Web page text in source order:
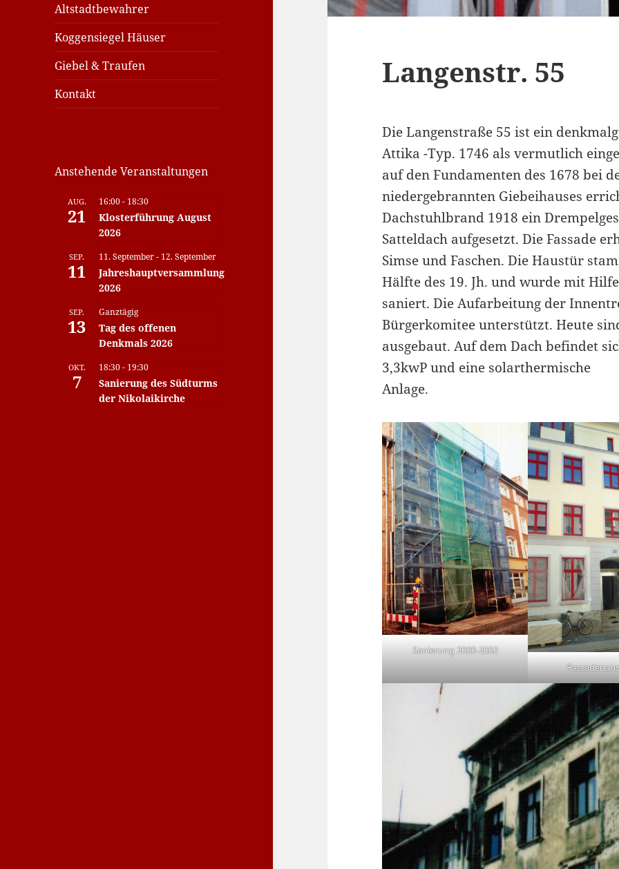
Altstadtbewahrer
Koggensiegel Häuser
Giebel & Traufen
Kontakt
Anstehende Veranstaltungen
AUG.
21
16:00- 18:30
Klosterführung August
2026
SEP.
11
11. September- 12. September
Jahreshauptversammlung
2026
SEP.
13
Ganztägig
Tag des offenen
Denkmals 2026
OKT.
7
18:30- 19:30
Sanierung des Südturms
der Nikolaikirche
Langenstr. 55
Die Langenstraße 55 ist ein
Attika -Typ. 1746 als vermutlich
auf den Fundamenten des 1678 bei
niedergebrannten Giebeihauses
Dachstuhlbrand 1918 ein
Satteldach aufgesetzt. Die Fassade
Simse und Faschen. Die Haustür
Hälfte des 19. Jh. und wurde mit
saniert. Die Aufarbeitung der
Bürgerkomitee unterstützt. Heute
ausgebaut. Auf dem Dach befindet
3,3kwP und eine solarthermische
Anlage.
Sanierung 2000-2002